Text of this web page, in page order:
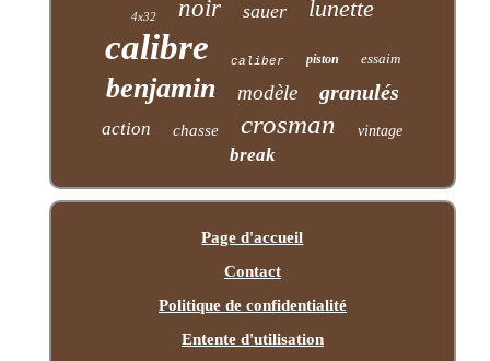
4x32 noir sauer lunette
calibre caliber piston essaim
benjamin modèle granulés
action chasse crosman vintage
break
Page d'accueil
Contact
Politique de confidentialité
Entente d'utilisation